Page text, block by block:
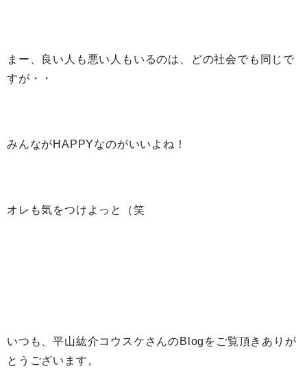
まー、良い人も悪い人もいるのは、どの社会でも同じで
すが・・
みんながHAPPYなのがいいよね！
オレも気をつけよっと（笑
いつも、平山紘介コウスケさんのBlogをご覧頂きありが
とうございます。